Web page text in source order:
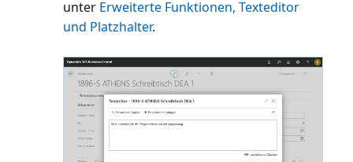
unter Erweiterte Funktionen, Texteditor
und Platzhalter.